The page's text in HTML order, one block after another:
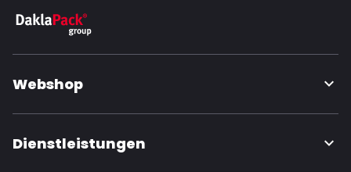
Webshop
Dienstleistungen